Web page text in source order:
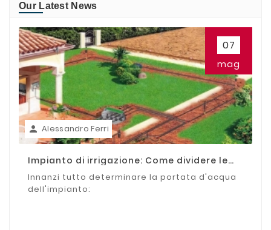
Our Latest News
07
mag
 Alessandro Ferri
Impianto di irrigazione: Come dividere le
Innanzi tutto determinare la portata d'acqua
dell'impianto: